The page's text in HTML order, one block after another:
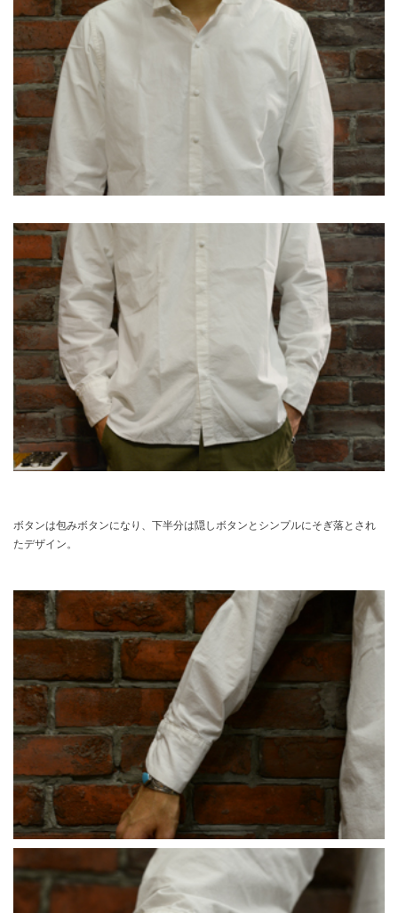
ボタンは包みボタンになり、下半分は隠しボタンとシンプルにそぎ落とされ
たデザイン。